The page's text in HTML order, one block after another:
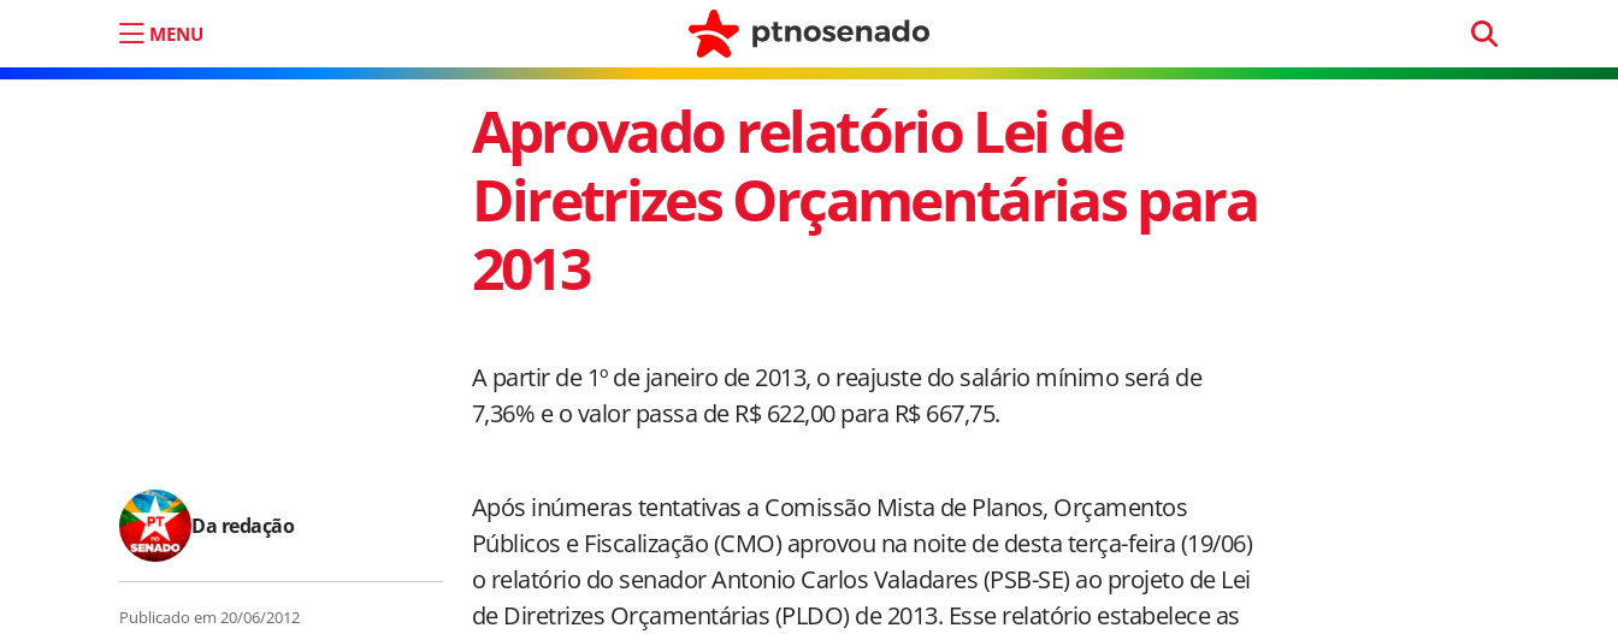
MENU
Aprovado relatório Lei de
Diretrizes Orçamentárias para
2013
A partir de 1º de janeiro de 2013, o reajuste do salário mínimo será de
7,36% e o valor passa de R$ 622,00 para R$ 667,75.
Da redação
Publicado em 20/06/2012
Após inúmeras tentativas a Comissão Mista de Planos, Orçamentos
Públicos e Fiscalização (CMO) aprovou na noite de desta terça-feira (19/06)
o relatório do senador Antonio Carlos Valadares (PSB-SE) ao projeto de Lei
de Diretrizes Orçamentárias (PLDO) de 2013. Esse relatório estabelece as